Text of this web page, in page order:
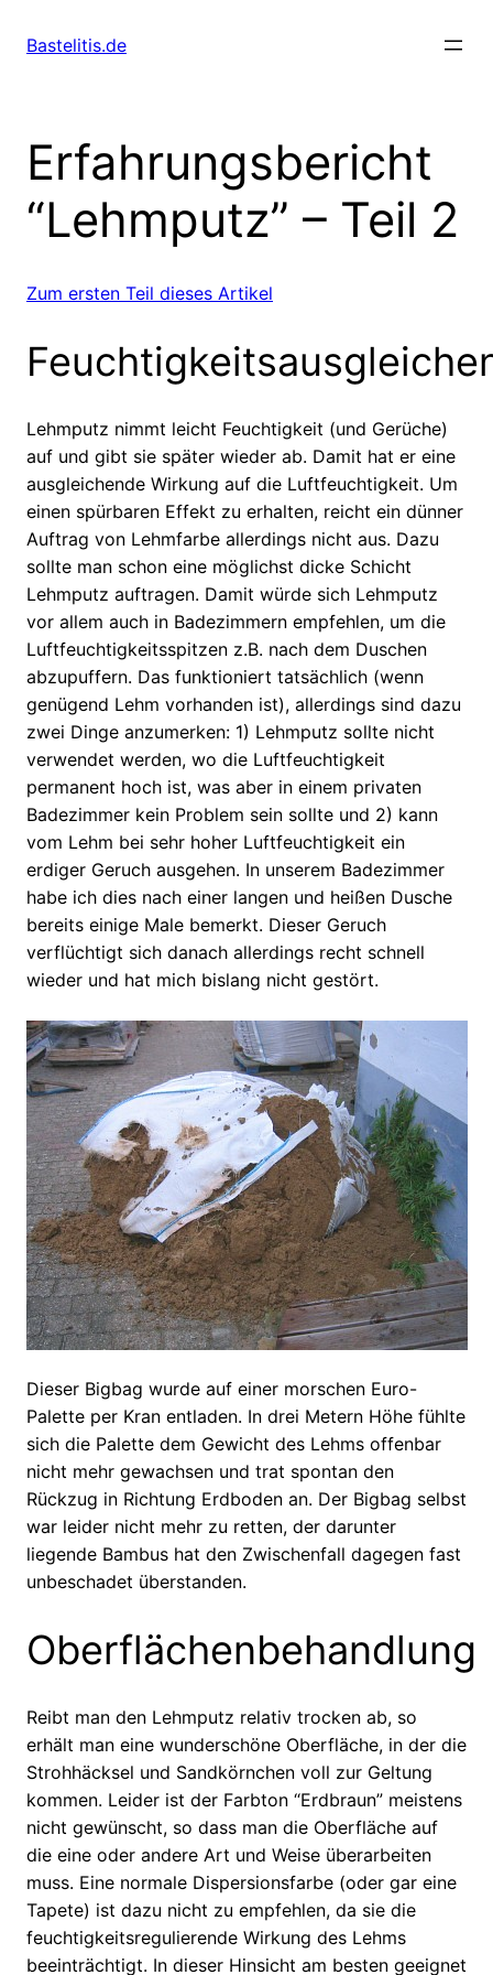
Bastelitis.de
Erfahrungsbericht
“Lehmputz” – Teil 2
Zum ersten Teil dieses Artikel
Lehmputz nimmt leicht Feuchtigkeit (und Gerüche)
auf und gibt sie später wieder ab. Damit hat er eine
ausgleichende Wirkung auf die Luftfeuchtigkeit. Um
einen spürbaren Effekt zu erhalten, reicht ein dünner
Auftrag von Lehmfarbe allerdings nicht aus. Dazu
sollte man schon eine möglichst dicke Schicht
Lehmputz auftragen. Damit würde sich Lehmputz
vor allem auch in Badezimmern empfehlen, um die
Luftfeuchtigkeitsspitzen z.B. nach dem Duschen
abzupuffern. Das funktioniert tatsächlich (wenn
genügend Lehm vorhanden ist), allerdings sind dazu
zwei Dinge anzumerken: 1) Lehmputz sollte nicht
verwendet werden, wo die Luftfeuchtigkeit
permanent hoch ist, was aber in einem privaten
Badezimmer kein Problem sein sollte und 2) kann
vom Lehm bei sehr hoher Luftfeuchtigkeit ein
erdiger Geruch ausgehen. In unserem Badezimmer
habe ich dies nach einer langen und heißen Dusche
bereits einige Male bemerkt. Dieser Geruch
verflüchtigt sich danach allerdings recht schnell
wieder und hat mich bislang nicht gestört.
Dieser Bigbag wurde auf einer morschen Euro-
Palette per Kran entladen. In drei Metern Höhe fühlte
sich die Palette dem Gewicht des Lehms offenbar
nicht mehr gewachsen und trat spontan den
Rückzug in Richtung Erdboden an. Der Bigbag selbst
war leider nicht mehr zu retten, der darunter
liegende Bambus hat den Zwischenfall dagegen fast
unbeschadet überstanden.
Oberflächenbehandlung
Reibt man den Lehmputz relativ trocken ab, so
erhält man eine wunderschöne Oberfläche, in der die
Strohhäcksel und Sandkörnchen voll zur Geltung
kommen. Leider ist der Farbton “Erdbraun” meistens
nicht gewünscht, so dass man die Oberfläche auf
die eine oder andere Art und Weise überarbeiten
muss. Eine normale Dispersionsfarbe (oder gar eine
Tapete) ist dazu nicht zu empfehlen, da sie die
feuchtigkeitsregulierende Wirkung des Lehms
beeinträchtigt. In dieser Hinsicht am besten geeignet